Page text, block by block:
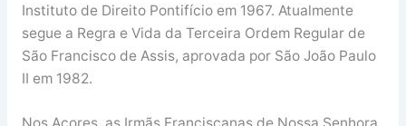
Instituto de Direito Pontifício em 1967. Atualmente
segue a Regra e Vida da Terceira Ordem Regular de
São Francisco de Assis, aprovada por São João Paulo
II em 1982.